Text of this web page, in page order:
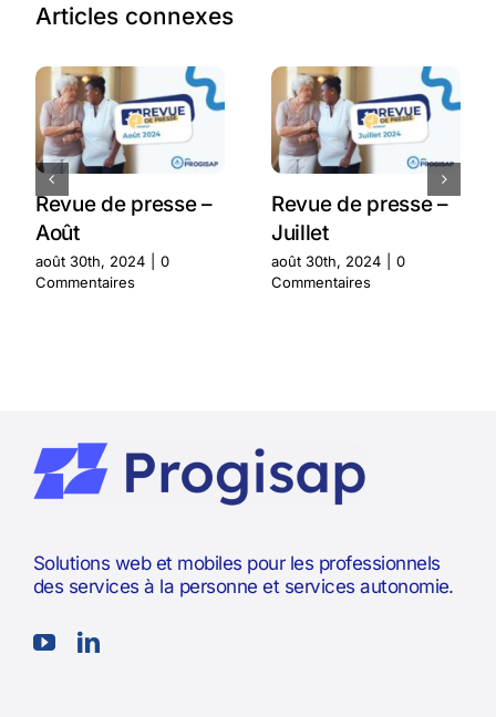
Articles connexes
Revue de presse –
Août
août 30th, 2024
0
Commentaires
Revue de presse –
Juillet
août 30th, 2024
0
Commentaires
Solutions web et mobiles pour les professionnels
des services à la personne et services autonomie.